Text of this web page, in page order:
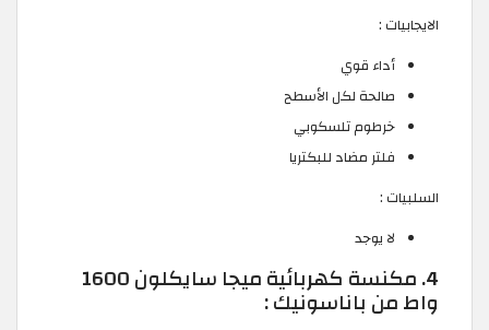
الايجابيات :
أداء قوي
صالحة لكل الأسطح
خرطوم تلسكوبي
فلتر مضاد للبكتريا
السلبيات :
لا يوجد
4. مكنسة كهربائية ميجا سايكلون 1600
واط من باناسونيك :